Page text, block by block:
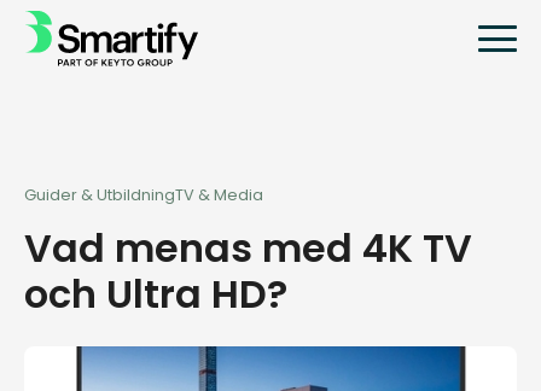
Guider & UtbildningTV & Media
Vad menas med 4K TV
och Ultra HD?